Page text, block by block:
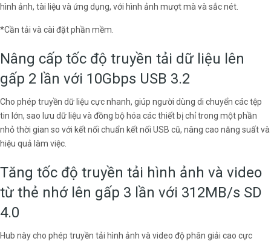
hình ảnh, tài liệu và ứng dụng, với hình ảnh mượt mà và sắc nét.
*Cần tải và cài đặt phần mềm.
Nâng cấp tốc độ truyền tải dữ liệu lên
gấp 2 lần với 10Gbps USB 3.2
Cho phép truyền dữ liệu cực nhanh, giúp người dùng di chuyển các tệp
tin lớn, sao lưu dữ liệu và đồng bộ hóa các thiết bị chỉ trong một phần
nhỏ thời gian so với kết nối chuẩn kết nối USB cũ, nâng cao năng suất và
hiệu quả làm việc.
Tăng tốc độ truyền tải hình ảnh và video
từ thẻ nhớ lên gấp 3 lần với 312MB/s SD
4.0
Hub này cho phép truyền tải hình ảnh và video độ phân giải cao cực